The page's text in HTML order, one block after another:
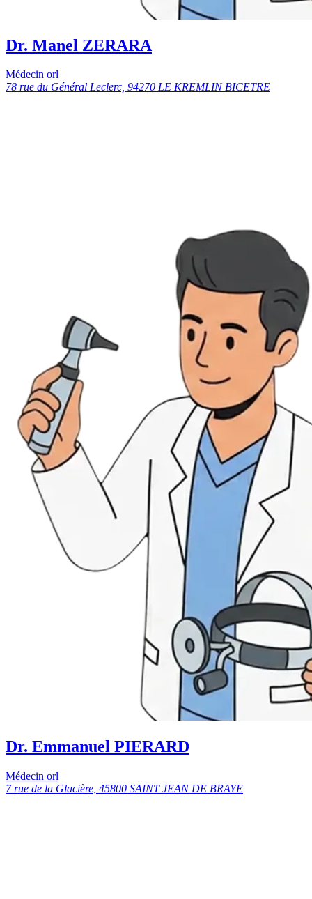
Dr. Manel ZERARA
Médecin orl
78 rue du Général Leclerc, 94270 LE KREMLIN BICETRE
Dr. Emmanuel PIERARD
Médecin orl
7 rue de la Glacière, 45800 SAINT JEAN DE BRAYE